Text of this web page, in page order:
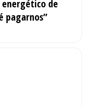
energético de
pagarnos”